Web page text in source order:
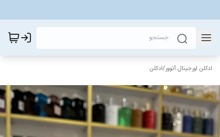
ادکلن اورجینال آتوور/ادکلن